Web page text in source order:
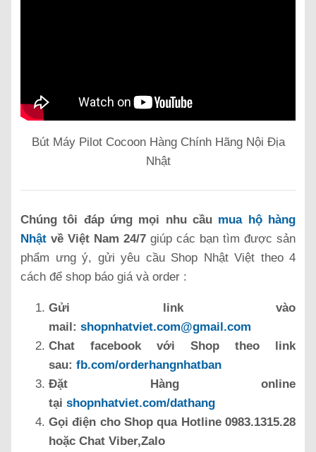
Bút Máy Pilot Cocoon Hàng Chính Hãng Nội Địa
Nhật
Chúng tôi đáp ứng mọi nhu cầu mua hộ hàng
Nhật về Việt Nam 24/7 giúp các bạn tìm được sản
phẩm ưng ý, gửi yêu cầu Shop Nhật Việt theo 4
cách để shop báo giá và order :
Gửi link vào
mail: shopnhatviet.com@gmail.com
Chat facebook với Shop theo link
sau: fb.com/orderhangnhatban
Đặt Hàng online
tại shopnhatviet.com/dathang
Gọi điện cho Shop qua Hotline 0983.1315.28
hoặc Chat Viber,Zalo